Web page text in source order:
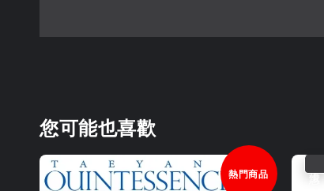
您可能也喜歡
熱門商品